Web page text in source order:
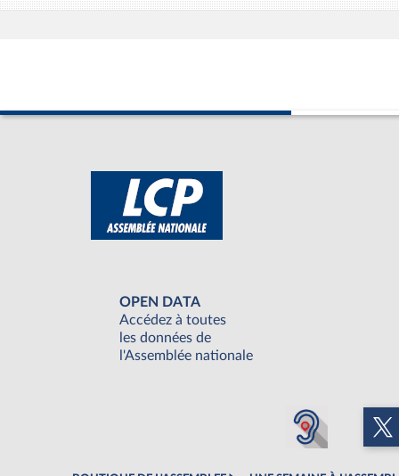
OPEN DATA
Accédez à toutes
les données de
l'Assemblée nationale